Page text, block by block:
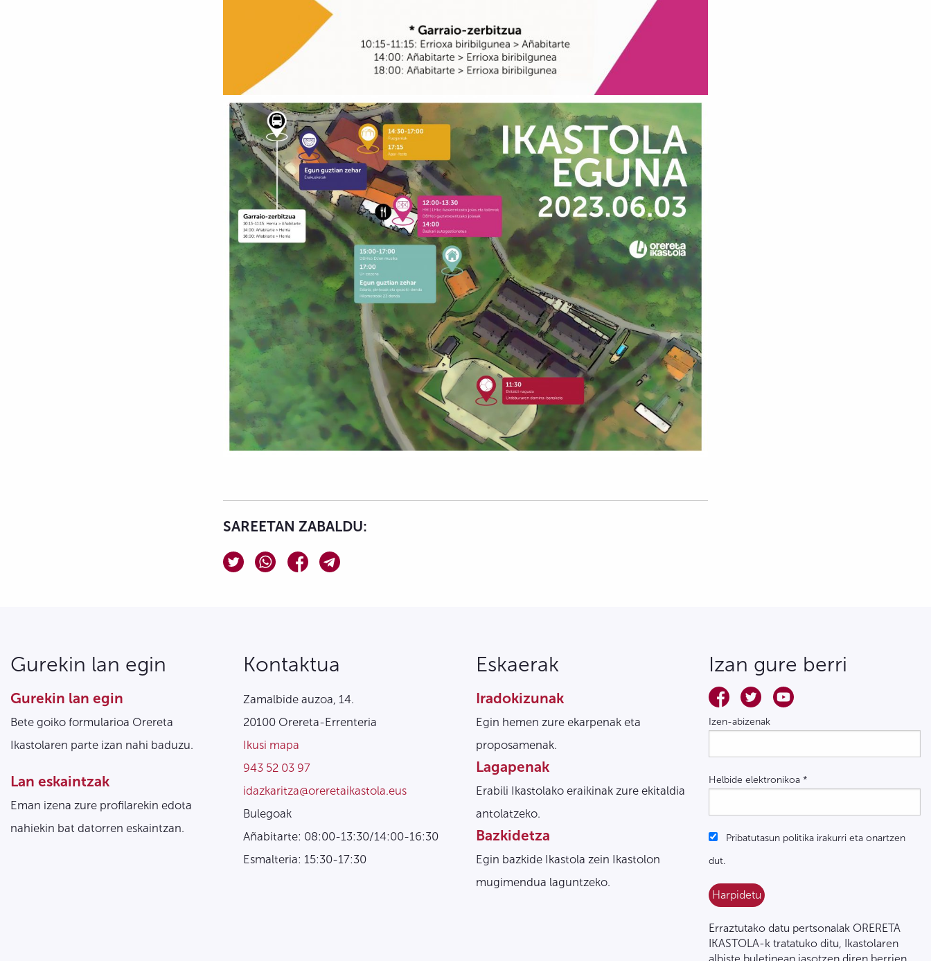
SAREETAN ZABALDU:
Gurekin lan egin
Gurekin lan egin
Bete goiko formularioa Orereta
Ikastolaren parte izan nahi baduzu.
Lan eskaintzak
Eman izena zure profilarekin edota
nahiekin bat datorren eskaintzan.
Kontaktua
Zamalbide auzoa, 14.
20100 Orereta-Errenteria
Ikusi mapa
943 52 03 97
idazkaritza@oreretaikastola.eus
Bulegoak
Añabitarte: 08:00-13:30/14:00-16:30
Esmalteria: 15:30-17:30
Eskaerak
Iradokizunak
Egin hemen zure ekarpenak eta
proposamenak.
Lagapenak
Erabili Ikastolako eraikinak zure ekitaldia
antolatzeko.
Bazkidetza
Egin bazkide Ikastola zein Ikastolon
mugimendua laguntzeko.
Izan gure berri
Izen-abizenak
Helbide elektronikoa *
Pribatutasun politika irakurri eta onartzen
dut.
Erraztutako datu pertsonalak ORERETA
IKASTOLA-k tratatuko ditu, Ikastolaren